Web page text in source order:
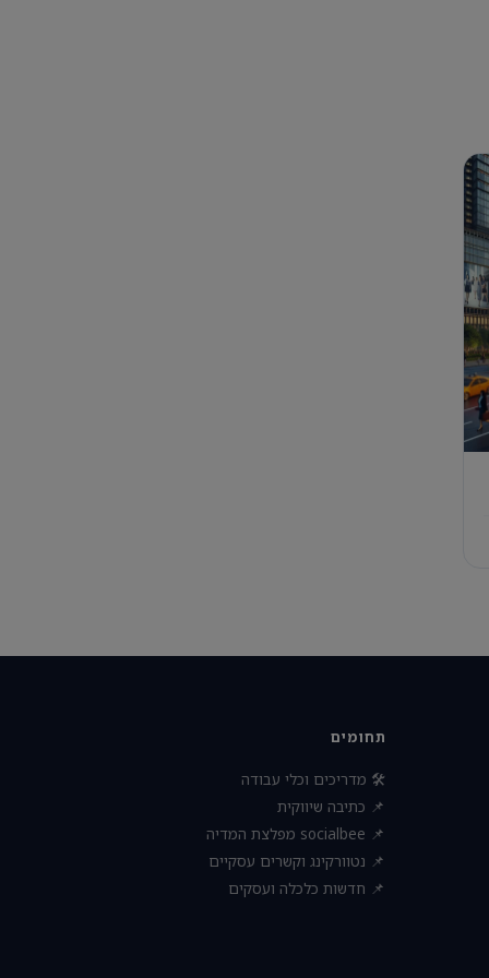
תחומים
🛠 מדריכים וכלי עבודה
📌 כתיבה שיווקית
📌 socialbee מפלצת המדיה
📌 נטוורקינג וקשרים עסקיים
📌 חדשות כלכלה ועסקים